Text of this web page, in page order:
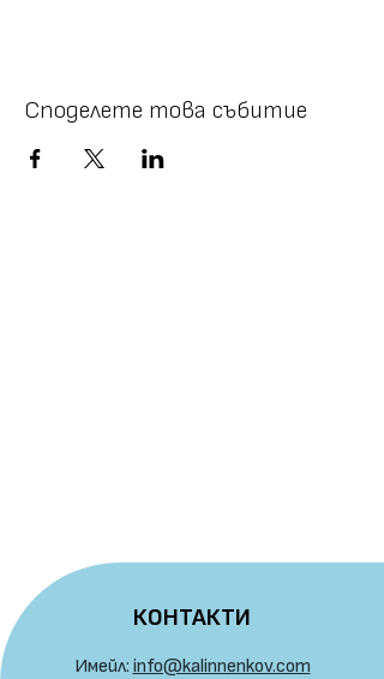
Споделете това събитие
КОНТАКТИ
Имейл: info@kalinnenkov.com